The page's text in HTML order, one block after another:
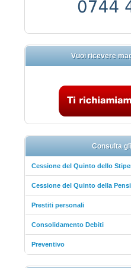
Vuoi ricevere
Consulta
Cessione del Quinto dello
Cessione del Quinto della
Prestiti personali
Consolidamento Debiti
Preventivo